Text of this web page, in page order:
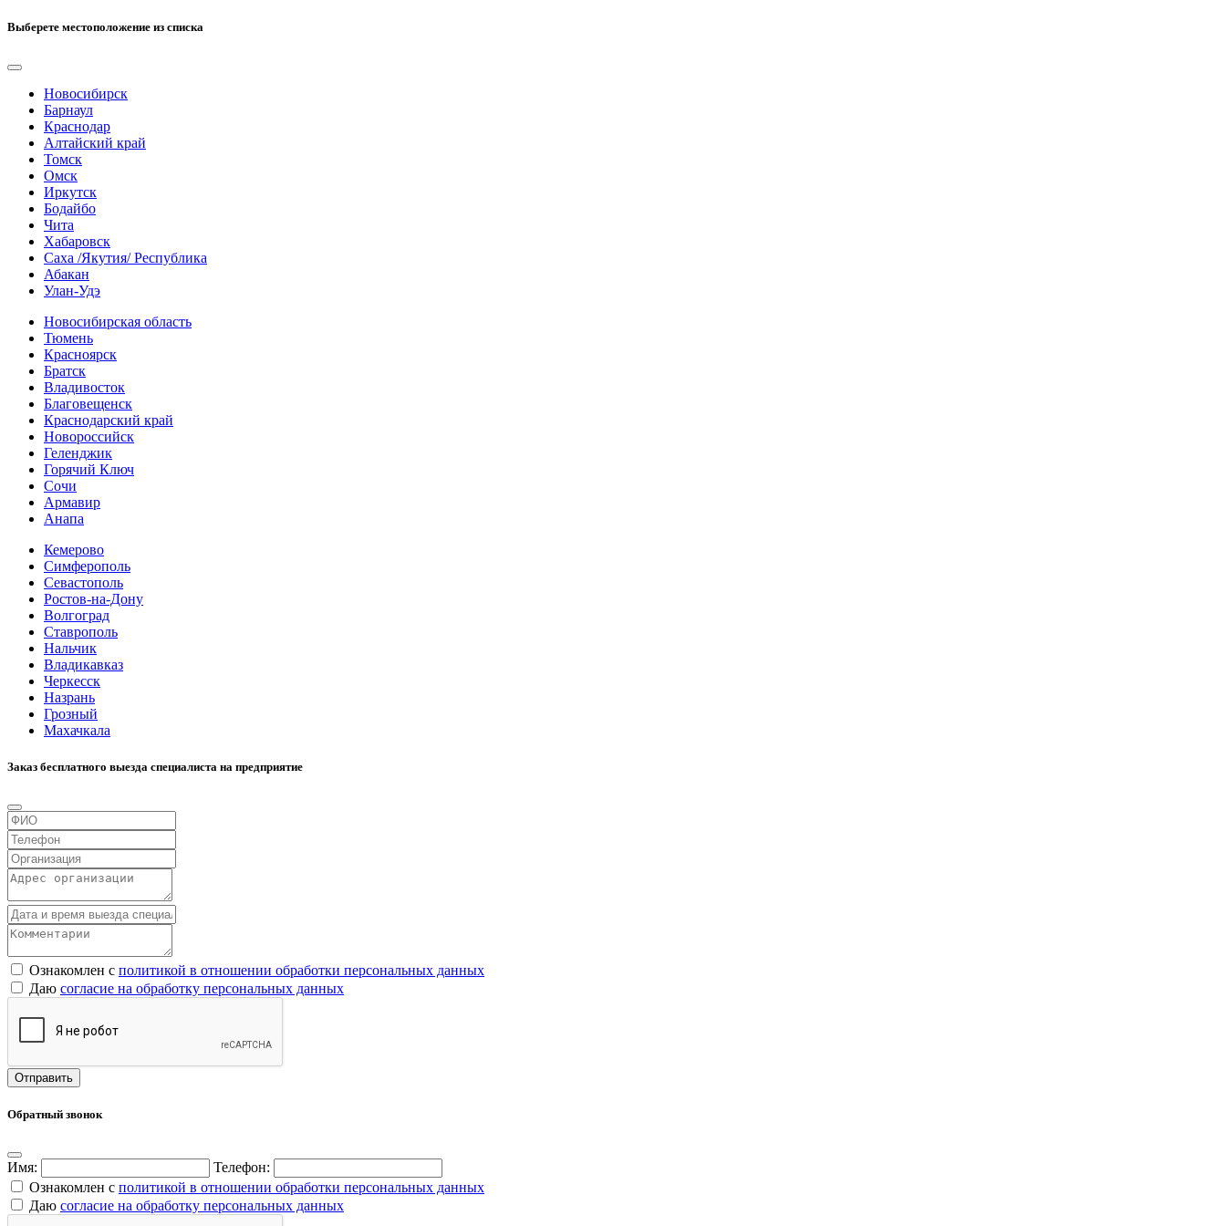
Выберете местоположение из списка
Новосибирск
Барнаул
Краснодар
Алтайский край
Томск
Омск
Иркутск
Бодайбо
Чита
Хабаровск
Саха /Якутия/ Республика
Абакан
Улан-Удэ
Новосибирская область
Тюмень
Красноярск
Братск
Владивосток
Благовещенск
Краснодарский край
Новороссийск
Геленджик
Горячий Ключ
Сочи
Армавир
Анапа
Кемерово
Симферополь
Севастополь
Ростов-на-Дону
Волгоград
Ставрополь
Нальчик
Владикавказ
Черкесск
Назрань
Грозный
Махачкала
Заказ бесплатного выезда специалиста на предприятие
Ознакомлен с политикой в отношении обработки персональных данных
Даю согласие на обработку персональных данных
Обратный звонок
Имя:
Телефон:
Ознакомлен с политикой в отношении обработки персональных данных
Даю согласие на обработку персональных данных